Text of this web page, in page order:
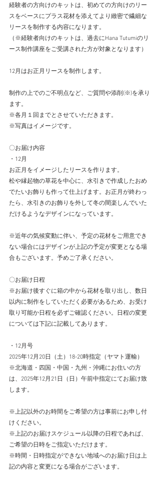
経験者の方向けのキットは、初めての方向けのリー
スをベースにプラス花材を添えてより緻密で繊細な
リースを制作する内容になります。
（※経験者向けのキットは、過去にHana Tutumiのリ
ース制作講座をご受講された方が対象となります）
12月はお正月リースを制作します。
制作の上でのご不明点など、ご質問や添削(※)を承り
ます。
※各月１回までとさせていただきます。
※写真はイメージです。
〇お届け内容
・12月
お正月をイメージしたリースを作ります。
松や縁起物の草花を中心に、水引きで作成したおめ
でたいお飾りも作って仕上げます。お正月が終わっ
たら、水引きのお飾りを外して冬の間楽しんでいた
だけるようなデザインになっています。
※近年の気候変動に伴い、予定の花材をご用意でき
ない場合にはデザインが上記の予定が変更となる場
合もございます。予めご了承ください。
〇お届け日程
※お届け後すぐに箱の中から花材を取り出し、数日
以内に制作をしていただく必要があるため、お受け
取り可能か日程を必ずご確認ください。日程の変更
については下記に記載してあります。
・12月号
2025年12月20日（土）18-20時指定（ヤマト運輸）
※北海道・四国・中国・九州・沖縄にお住いの方
は、2025年12月21日（日）午前中指定にてお届け致
します。
※上記以外のお時間をご希望の方は事前にお申し付
けください。
※上記のお届けスケジュール以降の日程であれば、
ご希望の日時をご指定いただけます。
※時間・日時指定ができない地域へのお届け日は上
記の内容と変更になる場合がございます。